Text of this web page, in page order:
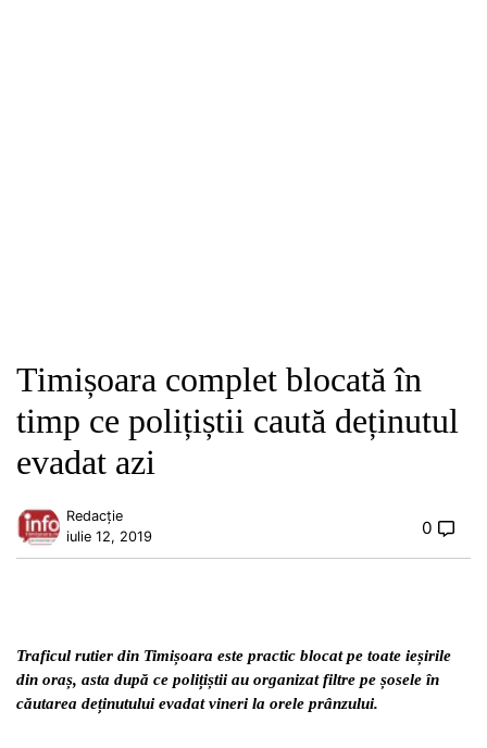
Timișoara complet blocată în
timp ce polițiștii caută deținutul
evadat azi
Redacție
iulie 12, 2019
0
Traficul rutier din Timișoara este practic blocat pe toate ieșirile
din oraș, asta după ce polițiștii au organizat filtre pe șosele în
căutarea deținutului evadat vineri la orele prânzului.